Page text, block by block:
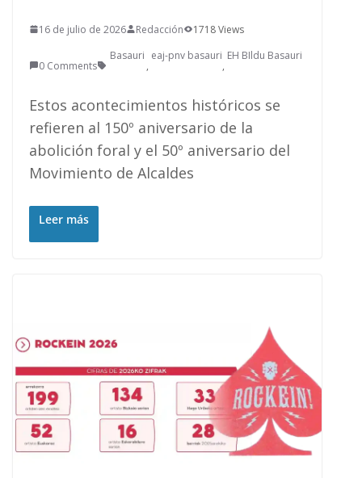
16 de julio de 2026 Redacción 1718 Views
0 Comments
Basauri
,
eaj-pnv basauri
,
EH BIldu Basauri
Estos acontecimientos históricos se
refieren al 150º aniversario de la
abolición foral y el 50º aniversario del
Movimiento de Alcaldes
Leer más